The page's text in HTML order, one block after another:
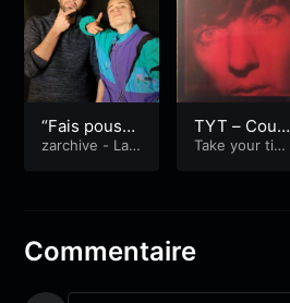
“Fais pousse
r ton emploi”
zarchive - La
TYT – Court
ney Barnett
Take your tim
Commentaire